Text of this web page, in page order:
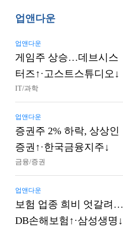
업앤다운
업앤다운
게임주 상승…데브시스
터즈↑·고스트스튜디오↓
IT/과학
업앤다운
증권주 2% 하락, 상상인
증권↑·한국금융지주↓
금융/증권
업앤다운
보험 업종 희비 엇갈려…
DB손해보험↑·삼성생명↓